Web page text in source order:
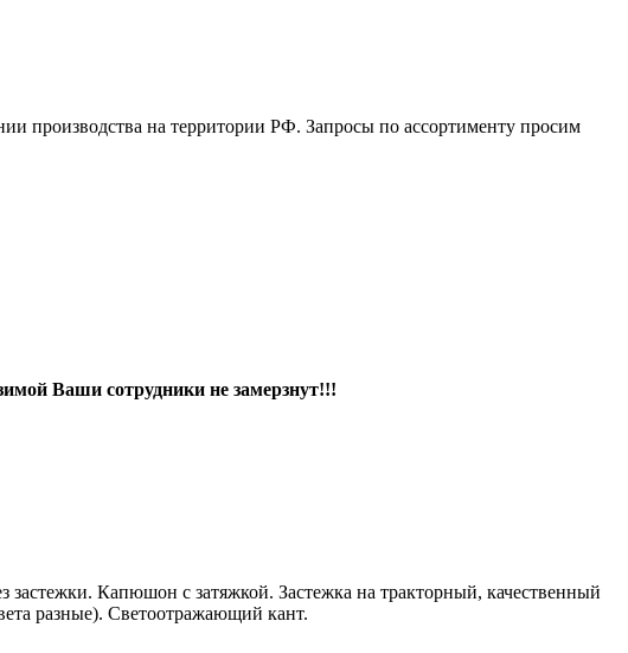
производства на территории РФ. Запросы по ассортименту просим
Ваши сотрудники не замерзнут!!!
Капюшон с затяжкой. Застежка на тракторный, качественный
разные). Светоотражающий кант.